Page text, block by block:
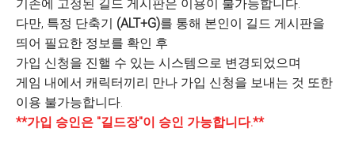
기존에 고정된 길드 게시판은 이용이 불가능합니다.
다만, 특정 단축기 (ALT+G)를 통해 본인이 길드 게시판을
띄어 필요한 정보를 확인 후
가입 신청을 진핼 수 있는 시스템으로 변경되었으며
게임 내에서 캐릭터끼리 만나 가입 신청을 보내는 것 또한
이용 불가능합니다.
**가입 승인은 "길드장"이 승인 가능합니다.**